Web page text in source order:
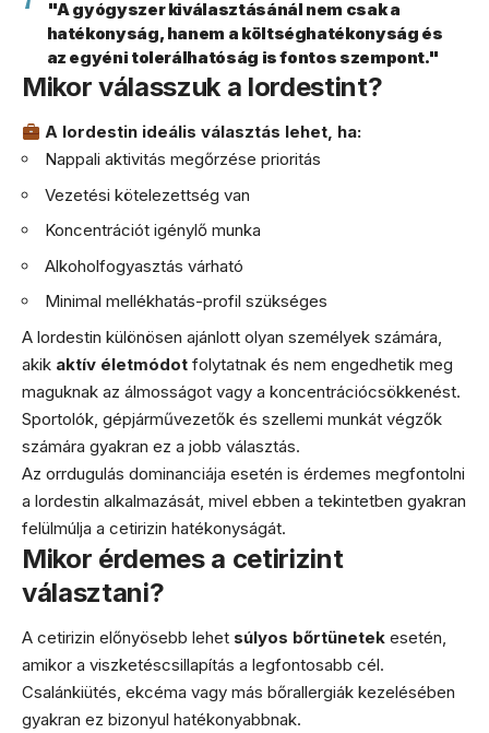
"A gyógyszer kiválasztásánál nem csak a
hatékonyság, hanem a költséghatékonyság és
az egyéni tolerálhatóság is fontos szempont."
Mikor válasszuk a lordestint?
A lordestin ideális választás lehet, ha:
Nappali aktivitás megőrzése prioritás
Vezetési kötelezettség van
Koncentrációt igénylő munka
Alkoholfogyasztás várható
Minimal mellékhatás-profil szükséges
A lordestin különösen ajánlott olyan személyek számára,
akik aktív életmódot folytatnak és nem engedhetik meg
maguknak az álmosságot vagy a koncentrációcsökkenést.
Sportolók, gépjárművezetők és szellemi munkát végzők
számára gyakran ez a jobb választás.
Az orrdugulás dominanciája esetén is érdemes megfontolni
a lordestin alkalmazását, mivel ebben a tekintetben gyakran
felülmúlja a cetirizin hatékonyságát.
Mikor érdemes a cetirizint
választani?
A cetirizin előnyösebb lehet súlyos bőrtünetek esetén,
amikor a viszketéscsillapítás a legfontosabb cél.
Csalánkiütés, ekcéma vagy más bőrallergiák kezelésében
gyakran ez bizonyul hatékonyabbnak.